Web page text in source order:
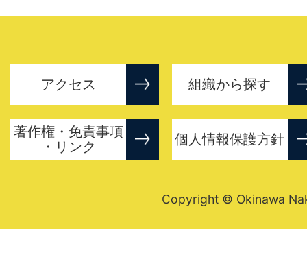
アクセス 組織から探す
著作権・免責事項
・リンク
個人情報保護方針
Copyright © Okinawa